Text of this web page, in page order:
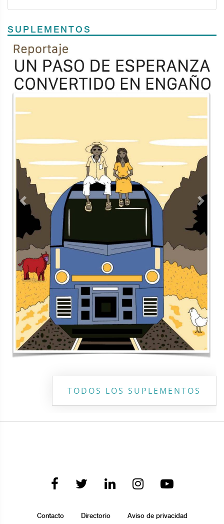
SUPLEMENTOS
Previous
TODOS LOS SUPLEMENTOS
Contacto Directorio Aviso de privacidad
Copyright ©2026 Todos los derechos reservados | La Jornada
Maya